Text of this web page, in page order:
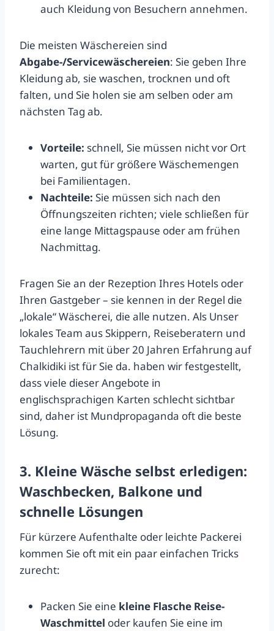
auch Kleidung von Besuchern annehmen.
Die meisten Wäschereien sind
Abgabe-/Servicewäschereien: Sie geben Ihre
Kleidung ab, sie waschen, trocknen und oft
falten, und Sie holen sie am selben oder am
nächsten Tag ab.
Vorteile: schnell, Sie müssen nicht vor Ort
warten, gut für größere Wäschemengen
bei Familientagen.
Nachteile: Sie müssen sich nach den
Öffnungszeiten richten; viele schließen für
eine lange Mittagspause oder am frühen
Nachmittag.
Fragen Sie an der Rezeption Ihres Hotels oder
Ihren Gastgeber – sie kennen in der Regel die
„lokale“ Wäscherei, die alle nutzen. Als Unser
lokales Team aus Skippern, Reiseberatern und
Tauchlehrern mit über 20 Jahren Erfahrung auf
Chalkidiki ist für Sie da. haben wir festgestellt,
dass viele dieser Angebote in
englischsprachigen Karten schlecht sichtbar
sind, daher ist Mundpropaganda oft die beste
Lösung.
3. Kleine Wäsche selbst erledigen:
Waschbecken, Balkone und
schnelle Lösungen
Für kürzere Aufenthalte oder leichte Packerei
kommen Sie oft mit ein paar einfachen Tricks
zurecht:
Packen Sie eine kleine Flasche Reise-
Waschmittel oder kaufen Sie eine im